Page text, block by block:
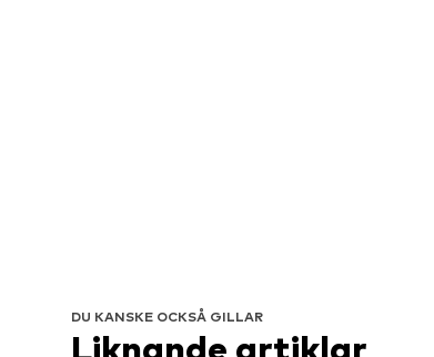
DU KANSKE OCKSÅ GILLAR
Liknande artiklar